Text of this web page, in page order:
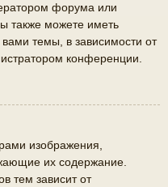
форума или
также можете иметь
темы, в зависимости от
конференции.
изображения,
их содержание.
тем зависит от